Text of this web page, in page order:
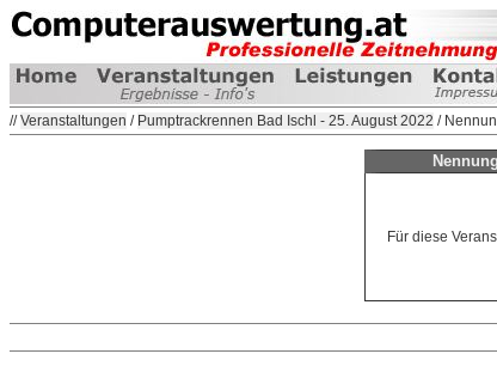
//Veranstaltungen / Pumptrackrennen Bad Ischl - 25. August 2022 /
Für diese